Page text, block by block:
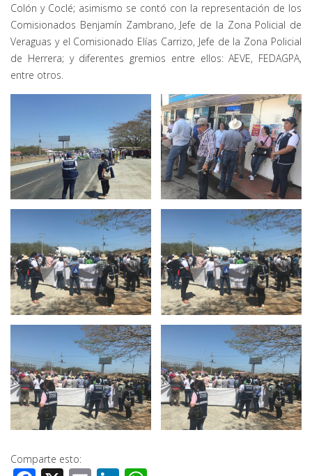
Colón y Coclé; asimismo se contó con la representación de los
Comisionados Benjamín Zambrano, Jefe de la Zona Policial de
Veraguas y el Comisionado Elías Carrizo, Jefe de la Zona Policial
de Herrera; y diferentes gremios entre ellos: AEVE, FEDAGPA,
entre otros.
Comparte esto: